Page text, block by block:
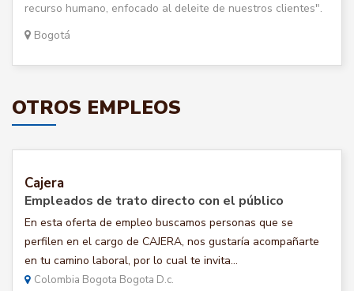
recurso humano, enfocado al deleite de nuestros clientes".
Bogotá
OTROS EMPLEOS
Cajera
Empleados de trato directo con el público
En esta oferta de empleo buscamos personas que se
perfilen en el cargo de CAJERA, nos gustaría acompañarte
en tu camino laboral, por lo cual te invita...
Colombia Bogota Bogota D.c.